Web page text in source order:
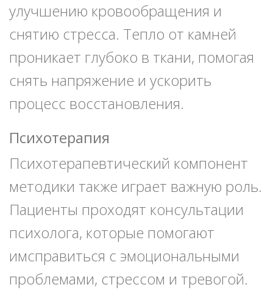
улучшению кровообращения и
снятию стресса. Тепло от камней
проникает глубоко в ткани, помогая
снять напряжение и ускорить
процесс восстановления.
Психотерапия
Психотерапевтический компонент
методики также играет важную роль.
Пациенты проходят консультации
психолога, которые помогают
имсправиться с эмоциональными
проблемами, стрессом и тревогой.